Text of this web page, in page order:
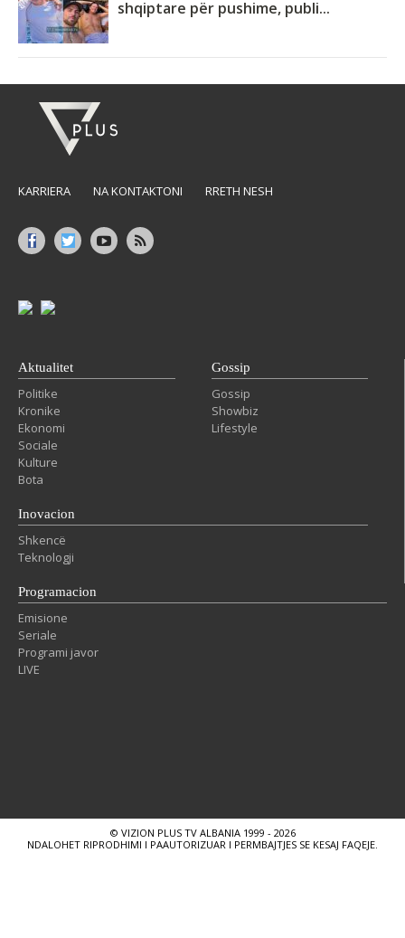
shqiptare për pushime, publi...
KARRIERA NA KONTAKTONI RRETH NESH
Aktualitet
Politike
Kronike
Ekonomi
Sociale
Kulture
Bota
Gossip
Gossip
Showbiz
Lifestyle
Inovacion
Shkencë
Teknologji
Programacion
Emisione
Seriale
Programi javor
LIVE
© VIZION PLUS TV ALBANIA 1999 - 2026
NDALOHET RIPRODHIMI I PAAUTORIZUAR I PERMBAJTJES SE KESAJ FAQEJE.